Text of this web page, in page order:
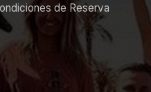
de Reserva